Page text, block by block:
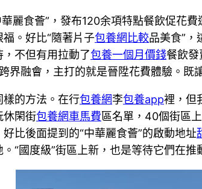
麗食薈”，發布120余項特點餐飲促花費
福。好比“隨著片子包養網比較品美食”，
，不但有用拉動了包養一個月價錢餐飲
界融會，主打的就是晉陞花費體驗。
的方法。在行包養網李包養app裡，但
休閑街包養網車馬費區名單，40個街區
比後面提到的“中華麗食薈”的啟動地址
。“國度級”街區上新，也是等待它們在推